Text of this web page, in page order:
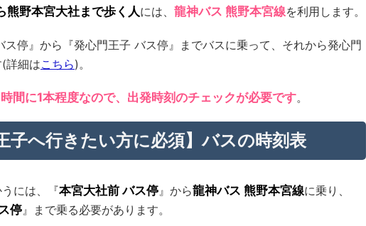
熊野本宮大社まで歩く人には、 龍神バス 熊野本宮線を利用します。
ス停』から『発心門王子 バス停』までバスに乗って、それから発心門
詳細はこちら)。
間に1本程度なので、出発時刻のチェックが必要です。
子へ行きたい方に必須】バスの時刻表
には、『本宮大社前 バス停 』から龍神バス 熊野本宮線に乗り、
停』まで乗る必要があります。